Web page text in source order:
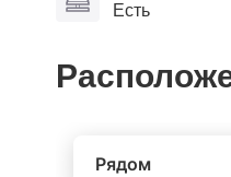
Есть
Рядом